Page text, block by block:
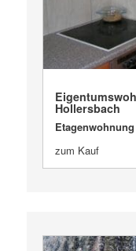
Hollersbach
zum Kauf